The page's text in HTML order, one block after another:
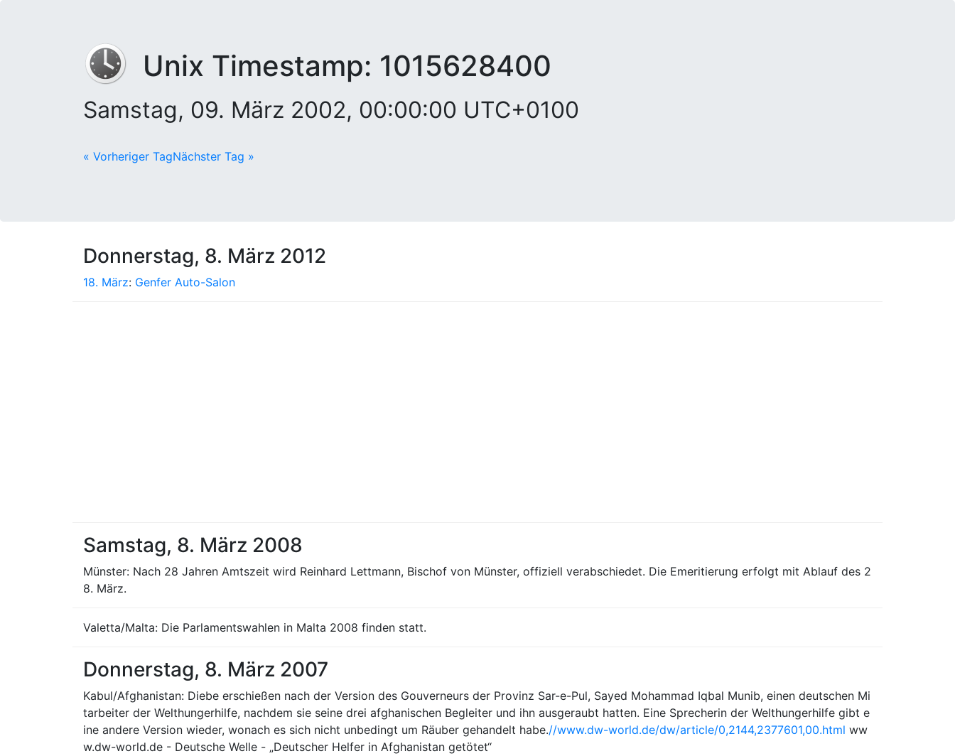
Unix Timestamp: 1015628400
Samstag, 09. März 2002, 00:00:00 UTC+0100
« Vorheriger TagNächster Tag »
Donnerstag, 8. März 2012
18. März: Genfer Auto-Salon
Samstag, 8. März 2008
Münster: Nach 28 Jahren Amtszeit wird Reinhard Lettmann, Bischof von Münster, offiziell verabschiedet. Die Emeritierung erfolgt mit Ablauf des 2
8. März.
Valetta/Malta: Die Parlamentswahlen in Malta 2008 finden statt.
Donnerstag, 8. März 2007
Kabul/Afghanistan: Diebe erschießen nach der Version des Gouverneurs der Provinz Sar-e-Pul, Sayed Mohammad Iqbal Munib, einen deutschen Mi
tarbeiter der Welthungerhilfe, nachdem sie seine drei afghanischen Begleiter und ihn ausgeraubt hatten. Eine Sprecherin der Welthungerhilfe gibt e
ine andere Version wieder, wonach es sich nicht unbedingt um Räuber gehandelt habe.//www.dw-world.de/dw/article/0,2144,2377601,00.html ww
w.dw-world.de - Deutsche Welle - „Deutscher Helfer in Afghanistan getötet“